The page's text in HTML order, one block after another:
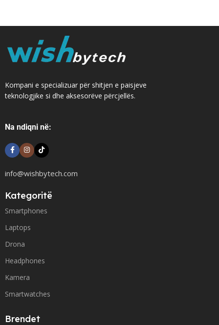
Kompani e specializuar për shitjen e paisjeve
teknologjike si dhe aksesorëve përcjellës.
Na ndiqni në:
info@wishbytech.com
Kategoritë
Smartphones
Laptops
Drona
Headphones
Kamera
Smartwatches
Brendet